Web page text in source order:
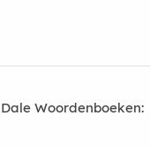
Woordenboeken: